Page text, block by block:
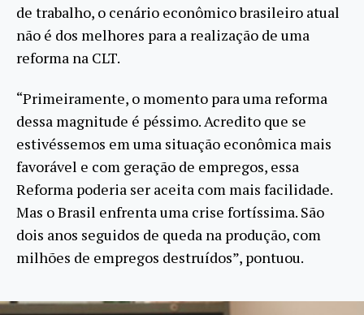
de trabalho, o cenário econômico brasileiro atual
não é dos melhores para a realização de uma
reforma na CLT.
“Primeiramente, o momento para uma reforma
dessa magnitude é péssimo. Acredito que se
estivéssemos em uma situação econômica mais
favorável e com geração de empregos, essa
Reforma poderia ser aceita com mais facilidade.
Mas o Brasil enfrenta uma crise fortíssima. São
dois anos seguidos de queda na produção, com
milhões de empregos destruídos”, pontuou.